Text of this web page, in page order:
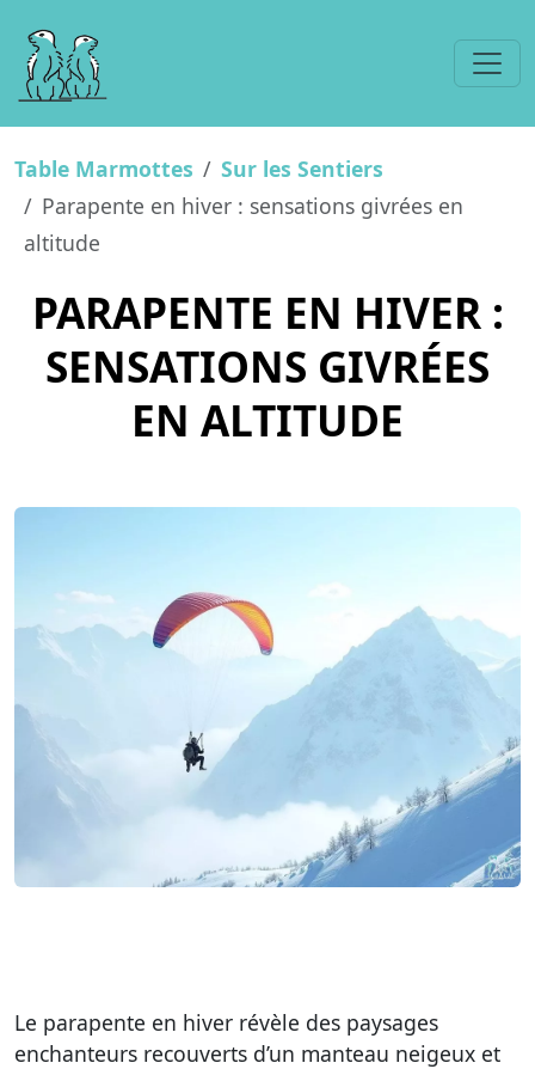
Table Marmottes
Sur les Sentiers
Parapente en hiver : sensations givrées en
altitude
PARAPENTE EN HIVER :
SENSATIONS GIVRÉES
EN ALTITUDE
Le parapente en hiver révèle des paysages
enchanteurs recouverts d’un manteau neigeux et